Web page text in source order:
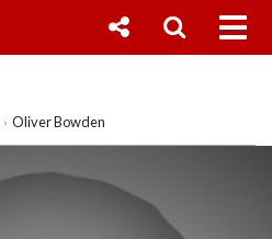
Oliver Bowden